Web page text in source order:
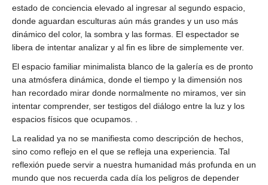
estado de conciencia elevado al ingresar al segundo espacio,
donde aguardan esculturas aún más grandes y un uso más
dinámico del color, la sombra y las formas. El espectador se
libera de intentar analizar y al fin es libre de simplemente ver.
El espacio familiar minimalista blanco de la galería es de pronto
una atmósfera dinámica, donde el tiempo y la dimensión nos
han recordado mirar donde normalmente no miramos, ver sin
intentar comprender, ser testigos del diálogo entre la luz y los
espacios físicos que ocupamos. .
La realidad ya no se manifiesta como descripción de hechos,
sino como reflejo en el que se refleja una experiencia. Tal
reflexión puede servir a nuestra humanidad más profunda en un
mundo que nos recuerda cada día los peligros de depender